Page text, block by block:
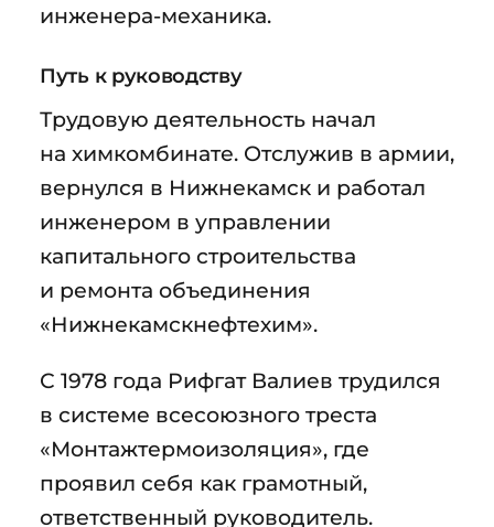
инженера-механика.
Путь к руководству
Трудовую деятельность начал
на химкомбинате. Отслужив в армии,
вернулся в Нижнекамск и работал
инженером в управлении
капитального строительства
и ремонта объединения
«Нижнекамскнефтехим».
С 1978 года Рифгат Валиев трудился
в системе всесоюзного треста
«Монтажтермоизоляция», где
проявил себя как грамотный,
ответственный руководитель.